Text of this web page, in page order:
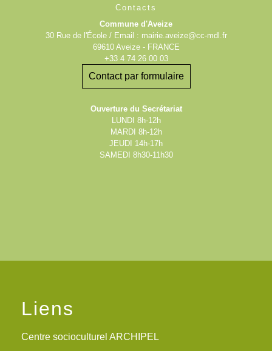
Contacts
Commune d'Aveize
30 Rue de l'École / Email : mairie.aveize@cc-mdl.fr
69610 Aveize - FRANCE
+33 4 74 26 00 03
Contact par formulaire
Ouverture du Secrétariat
LUNDI 8h-12h
MARDI 8h-12h
JEUDI 14h-17h
SAMEDI 8h30-11h30
Liens
Centre socioculturel ARCHIPEL